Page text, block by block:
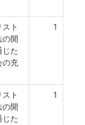
ト
の開
た
の充
1
ト
の開
た
1